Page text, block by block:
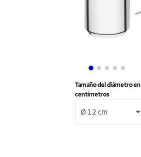
Tamaño del diámetro en
centímetros
Ø 12 cm